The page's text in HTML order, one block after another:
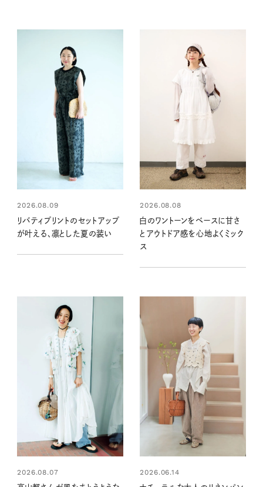
2026.08.09
リバティプリントのセットアップ
が叶える、凛とした夏の装い
2026.08.08
白のワントーンをベースに甘さ
とアウトドア感を心地よくミック
ス
2026.08.07
2026.06.14